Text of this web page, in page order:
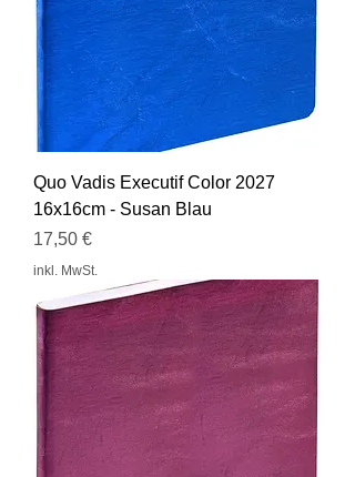
Quo Vadis Executif Color 2027
16x16cm - Susan Blau
Preis
17,50 €
inkl. MwSt.